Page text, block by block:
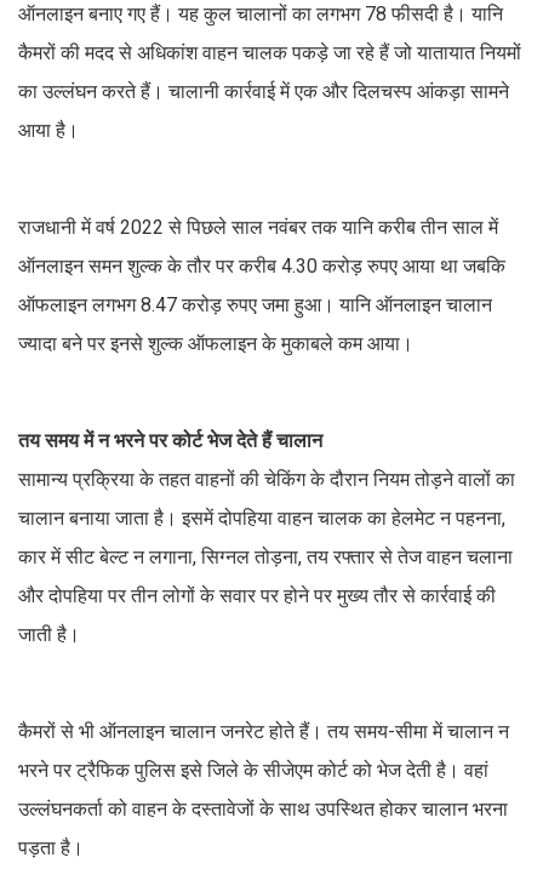
ऑनलाइन बनाए गए हैं। यह कुल चालानों का लगभग 78 फीसदी है। यानि
कैमरों की मदद से अधिकांश वाहन चालक पकड़े जा रहे हैं जो यातायात नियमों
का उल्लंघन करते हैं। चालानी कार्रवाई में एक और दिलचस्प आंकड़ा सामने
आया है।
राजधानी में वर्ष 2022 से पिछले साल नवंबर तक यानि करीब तीन साल में
ऑनलाइन समन शुल्क के तौर पर करीब 4.30 करोड़ रुपए आया था जबकि
ऑफलाइन लगभग 8.47 करोड़ रुपए जमा हुआ। यानि ऑनलाइन चालान
ज्यादा बने पर इनसे शुल्क ऑफलाइन के मुकाबले कम आया।
तय समय में न भरने पर कोर्ट भेज देते हैं चालान
सामान्य प्रक्रिया के तहत वाहनों की चेकिंग के दौरान नियम तोड़ने वालों का
चालान बनाया जाता है। इसमें दोपहिया वाहन चालक का हेलमेट न पहनना,
कार में सीट बेल्ट न लगाना, सिग्नल तोड़ना, तय रफ्तार से तेज वाहन चलाना
और दोपहिया पर तीन लोगों के सवार पर होने पर मुख्य तौर से कार्रवाई की
जाती है।
कैमरों से भी ऑनलाइन चालान जनरेट होते हैं। तय समय-सीमा में चालान न
भरने पर ट्रैफिक पुलिस इसे जिले के सीजेएम कोर्ट को भेज देती है। वहां
उल्लंघनकर्ता को वाहन के दस्तावेजों के साथ उपस्थित होकर चालान भरना
पड़ता है।